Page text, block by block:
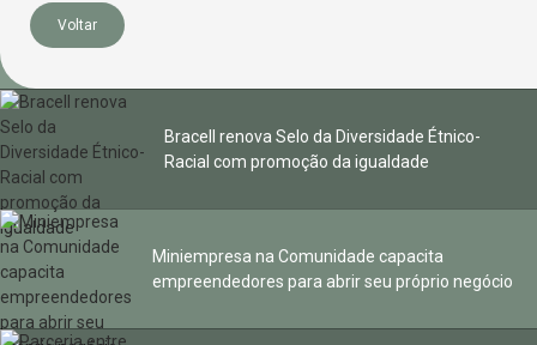
Voltar
Bracell renova Selo da Diversidade Étnico-
Racial com promoção da igualdade
Miniempresa na Comunidade capacita
empreendedores para abrir seu próprio negócio